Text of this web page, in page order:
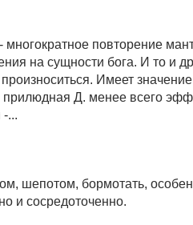
многократное повторение
на сущности бога. И то и
Имеет
Д. менее всего
шепотом, бормотать,
и сосредоточенно.